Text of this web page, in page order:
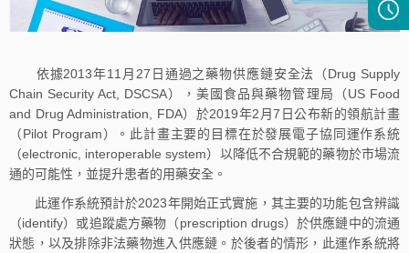
依據2013年11月27日通過之藥物供應鏈安全法（Drug Supply
Chain Security Act, DSCSA），美國食品與藥物管理局（US Food
and Drug Administration, FDA）於2019年2月7日公布新的領航計畫
（Pilot Program）。此計畫主要的目標在於發展電子協同運作系統
（electronic, interoperable system）以降低不合規範的藥物於市場流
通的可能性，並提升患者的用藥安全。
此運作系統預計於2023年開始正式實施，其主要的功能包含辨識
（identify）或追蹤處方藥物（prescription drugs）於供應鏈中的流通
狀態，以及排除非法藥物進入供應鏈。於後者的情形，此運作系統將